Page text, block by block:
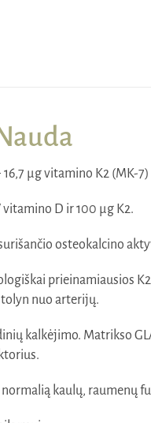
16,7 µg vitamino K2
D ir 100 µg K2.
osteokalcino
prieinamiausios
tolyn nuo arterijų.
kalkėjimo. Matrikso
kaulų, raumenų